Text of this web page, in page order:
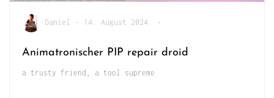
Daniel • 14. August 2024 •
Animatronischer PIP repair droid
a trusty friend, a tool supreme